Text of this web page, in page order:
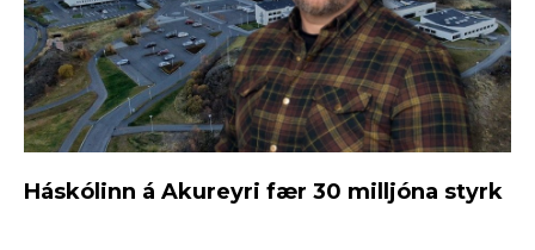
Háskólinn á Akureyri fær 30 milljóna styrk